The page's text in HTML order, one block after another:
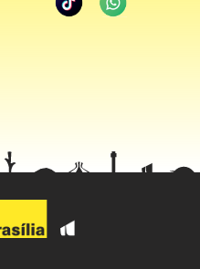
Daniel Alves, que está na
vai entrar na vaga do